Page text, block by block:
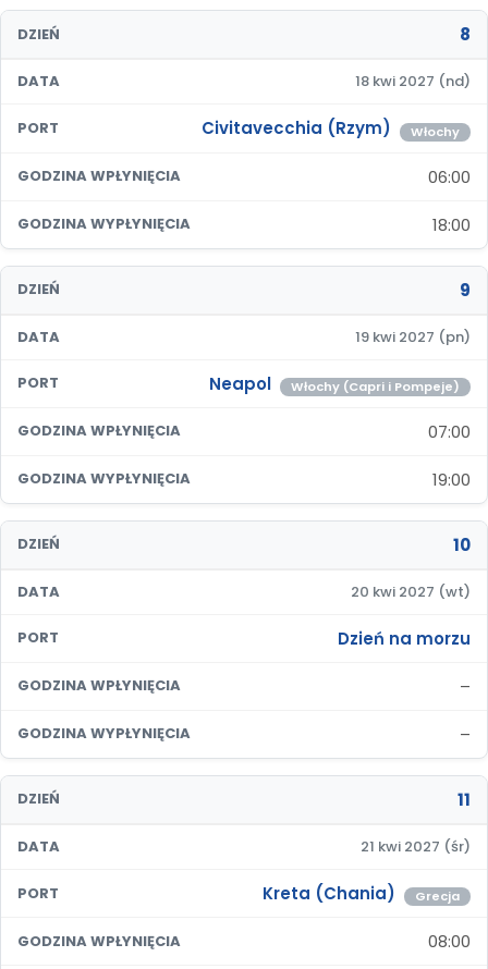
DZIEŃ 8
DATA 18 kwi 2027 (nd)
PORT Civitavecchia (Rzym) Włochy
GODZINA WPŁYNIĘCIA 06:00
GODZINA WYPŁYNIĘCIA 18:00
DZIEŃ 9
DATA 19 kwi 2027 (pn)
PORT Neapol Włochy (Capri i Pompeje)
GODZINA WPŁYNIĘCIA 07:00
GODZINA WYPŁYNIĘCIA 19:00
DZIEŃ 10
DATA 20 kwi 2027 (wt)
PORT Dzień na morzu
GODZINA WPŁYNIĘCIA –
GODZINA WYPŁYNIĘCIA –
DZIEŃ 11
DATA 21 kwi 2027 (śr)
PORT Kreta (Chania) Grecja
GODZINA WPŁYNIĘCIA 08:00